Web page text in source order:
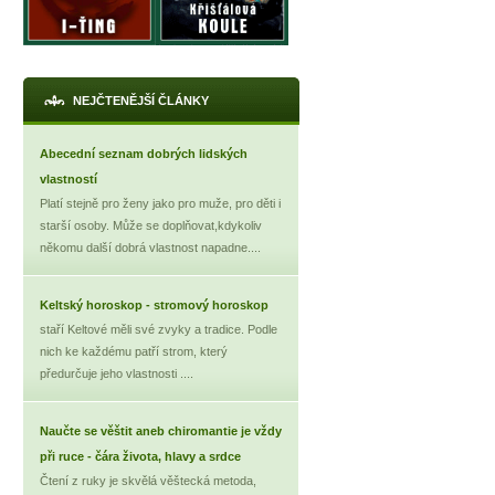
NEJČTENĚJŠÍ ČLÁNKY
Abecední seznam dobrých lidských
vlastností
Platí stejně pro ženy jako pro muže, pro děti i
starší osoby. Může se doplňovat,kdykoliv
někomu další dobrá vlastnost napadne....
Keltský horoskop - stromový horoskop
staří Keltové měli své zvyky a tradice. Podle
nich ke každému patří strom, který
předurčuje jeho vlastnosti ....
Naučte se věštit aneb chiromantie je vždy
při ruce - čára života, hlavy a srdce
Čtení z ruky je skvělá věštecká metoda,